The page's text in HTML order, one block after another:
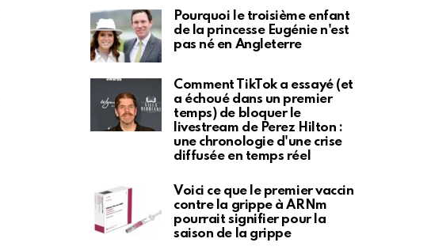
Pourquoi le troisième enfant
de la princesse Eugénie n'est
pas né en Angleterre
Comment TikTok a essayé (et
a échoué dans un premier
temps) de bloquer le
livestream de Perez Hilton :
une chronologie d'une crise
diffusée en temps réel
Voici ce que le premier vaccin
contre la grippe à ARNm
pourrait signifier pour la
saison de la grippe